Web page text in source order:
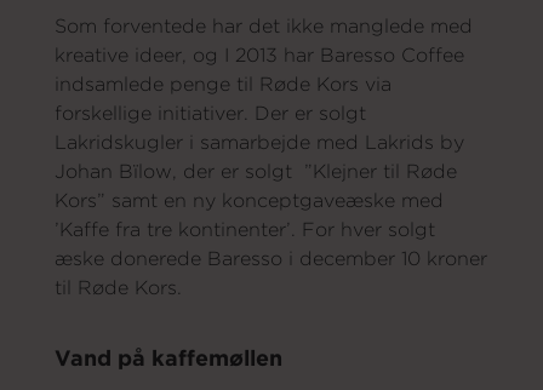
Genbrug
Om os
Som forventede har det ikke manglede med
kreative ideer, og I 2013 har Baresso Coffee
indsamlede penge til Røde Kors via
forskellige initiativer. Der er solgt
Lakridskugler i samarbejde med Lakrids by
Johan Bïlow, der er solgt ”Klejner til Røde
Kors” samt en ny konceptgaveæske med
’Kaffe fra tre kontinenter’. For hver solgt
æske donerede Baresso i december 10 kroner
til Røde Kors.
Vand på kaffemøllen